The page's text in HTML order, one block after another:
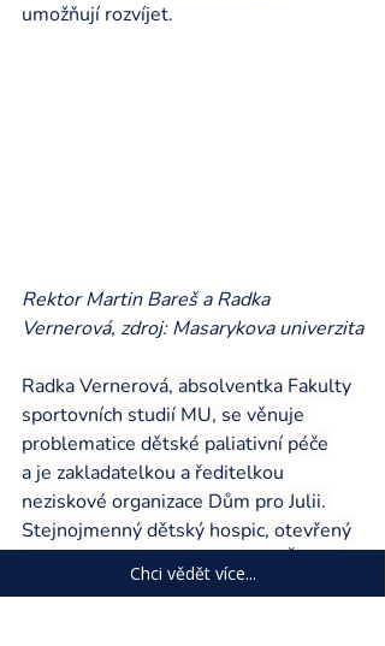
umožňují rozvíjet.
Rektor Martin Bareš a Radka
Vernerová, zdroj: Masarykova univerzita
Radka Vernerová, absolventka Fakulty
sportovních studií MU, se věnuje
problematice dětské paliativní péče
a je zakladatelkou a ředitelkou
neziskové organizace Dům pro Julii.
Stejnojmenný dětský hospic, otevřený
republice. Stříbrná medaile MU se jí
Chci vědět více...